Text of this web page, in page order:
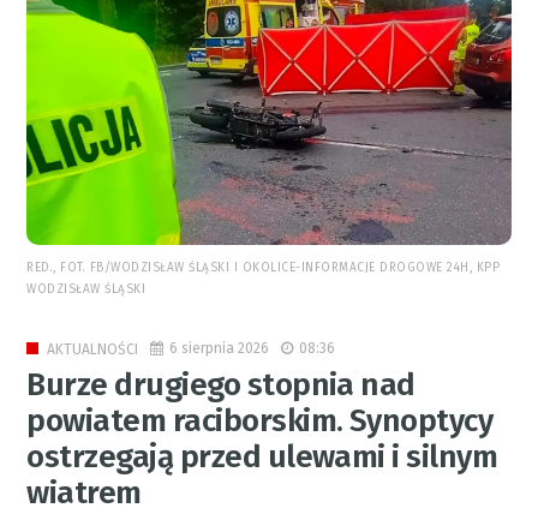
RED., FOT. FB/WODZISŁAW ŚLĄSKI I OKOLICE-INFORMACJE DROGOWE 24H, KPP
WODZISŁAW ŚLĄSKI
AKTUALNOŚCI 6 sierpnia 2026 08:36
Burze drugiego stopnia nad
powiatem raciborskim. Synoptycy
ostrzegają przed ulewami i silnym
wiatrem